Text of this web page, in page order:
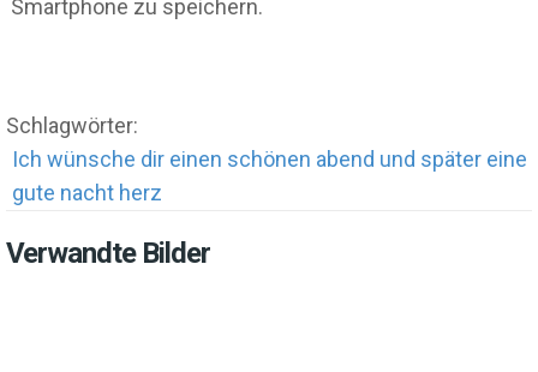
Smartphone zu speichern.
Schlagwörter:
Ich wünsche dir einen schönen abend und später eine
gute nacht herz
Verwandte Bilder